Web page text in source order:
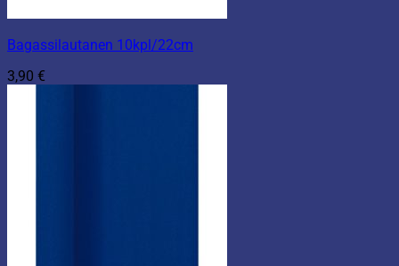
Bagassilautanen 10kpl/22cm
3,90 €